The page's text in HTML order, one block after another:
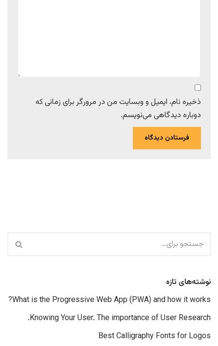
ذخیره نام، ایمیل و وبسایت من در مرورگر برای زمانی که
دوباره دیدگاهی می‌نویسم.
نوشته‌های تازه
What is the Progressive Web App (PWA) and how it works?
Knowing Your User. The importance of User Research.
Best Calligraphy Fonts for Logos